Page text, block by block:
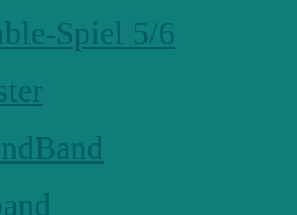
Spiel 5/6